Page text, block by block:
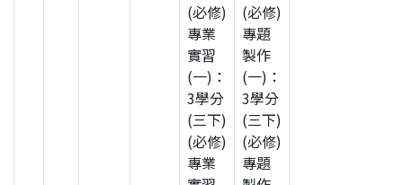
(必修)
專業
實習
(一)：
3學分
(三下)
(必修)
專業
(必修)
專題
製作
(一)：
3學分
(三下)
(必修)
專題